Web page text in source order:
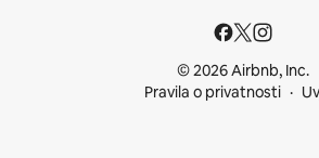
© 2026 Airbnb, Inc.
Pravila o privatnosti